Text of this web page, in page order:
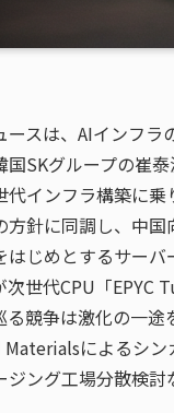
ースは、AIインフ
国SKグループの崔
インフラ構築に乗
針に同調し、中国
はじめとするサー
次世代CPU「
る競争は激化の一
によるシ
ング工場分散検討